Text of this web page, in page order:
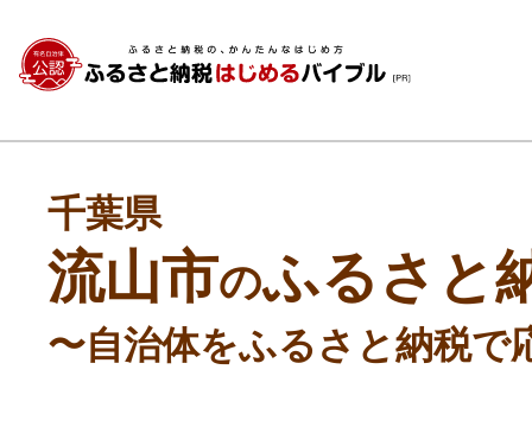
千葉県
流山市のふるさと
〜自治体をふるさと納税で